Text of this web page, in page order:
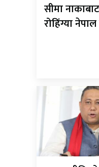
सीमा
रोहिंग्या